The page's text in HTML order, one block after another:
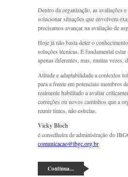
Dentro da organização, as avaliações
solucionar situações que envolvem
precisamos avançar na avaliação de
Hoje já não basta deter o
soluções técnicas. É fundamental
apenas diferentes, mas, muitas vezes,
Atitude e adaptabilidade a contextos
para a frente em potenciais membros
realmente habilitado a avaliar
correções ou novos caminhos que a
reunir times, não estrelas.
Vicky Bloch
é conselheira de administração do
comunicacao@ibgc.org.br
Continua...